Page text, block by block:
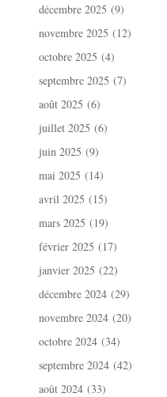
décembre 2025 (9)
novembre 2025 (12)
octobre 2025 (4)
septembre 2025 (7)
août 2025 (6)
juillet 2025 (6)
juin 2025 (9)
mai 2025 (14)
avril 2025 (15)
mars 2025 (19)
février 2025 (17)
janvier 2025 (22)
décembre 2024 (29)
novembre 2024 (20)
octobre 2024 (34)
septembre 2024 (42)
août 2024 (33)